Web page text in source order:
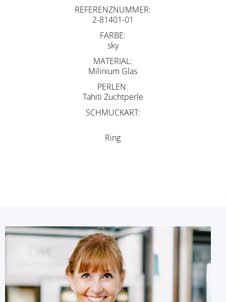
REFERENZNUMMER
2-81401-01
FARBE
sky
MATERIAL
Milinium Glas
PERLEN
Tahiti Zuchtperle
SCHMUCKART
Ring